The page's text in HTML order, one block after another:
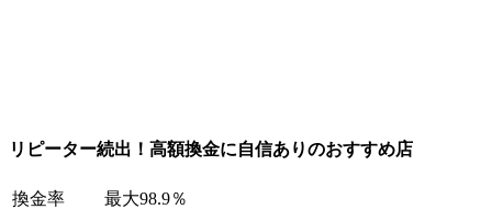
リピーター続出！高額換金に自信ありのおすすめ店
換金率
最大98.9％